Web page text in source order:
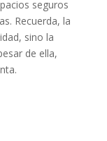
seguros
Recuerda, la
sino la
de ella,